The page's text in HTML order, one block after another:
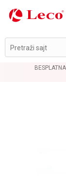
Pretraži sajt